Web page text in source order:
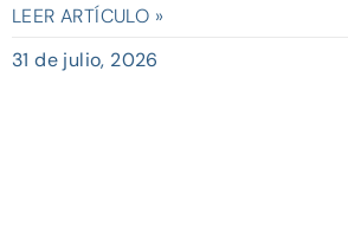
LEER ARTÍCULO »
31 de julio, 2026